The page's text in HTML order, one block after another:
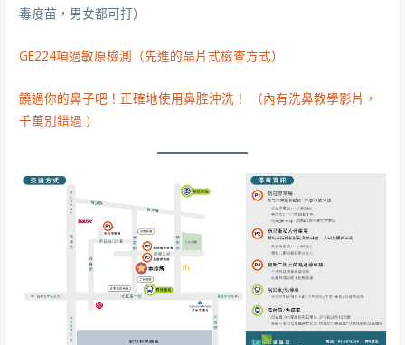
毒疫苗，男女都可打）
GE224項過敏原檢測（先進的晶片式檢查方式）
饒過你的鼻子吧！正確地使用鼻腔沖洗！ （內有洗鼻教學影片，
千萬別錯過 ）